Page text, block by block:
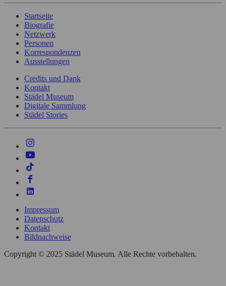
Startseite
Biografie
Netzwerk
Personen
Korrespondenzen
Ausstellungen
Credits und Dank
Kontakt
Städel Museum
Digitale Sammlung
Städel Stories
Impressum
Datenschutz
Kontakt
Bildnachweise
Copyright © 2025 Städel Museum. Alle Rechte vorbehalten.